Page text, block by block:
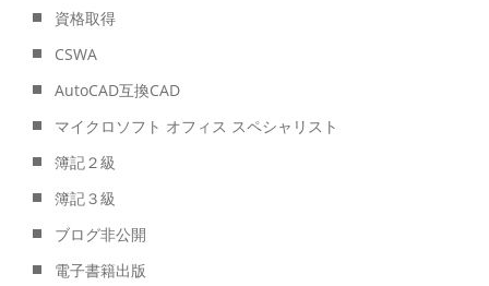
資格取得
CSWA
AutoCAD互換CAD
マイクロソフト オフィス スペシャリスト
簿記２級
簿記３級
ブログ非公開
電子書籍出版